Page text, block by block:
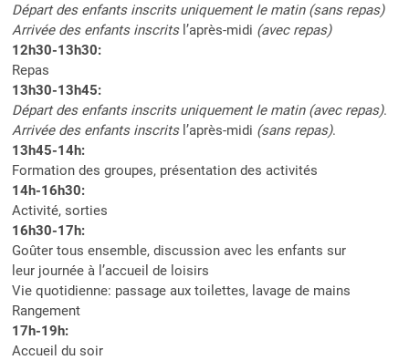
Départ des enfants inscrits uniquement le matin (sans repas)
Arrivée des enfants inscrits l’après-midi (avec repas)
12h30-13h30:
Repas
13h30-13h45:
Départ des enfants inscrits uniquement le matin (avec repas).
Arrivée des enfants inscrits l’après-midi (sans repas).
13h45-14h:
Formation des groupes, présentation des activités
14h-16h30:
Activité, sorties
16h30-17h:
Goûter tous ensemble, discussion avec les enfants sur
leur journée à l’accueil de loisirs
Vie quotidienne: passage aux toilettes, lavage de mains
Rangement
17h-19h:
Accueil du soir